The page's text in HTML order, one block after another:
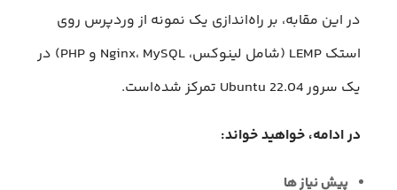
در این مقابه، بر راه‌اندازی یک نمونه از وردپرس روی
استک LEMP (شامل لینوکس، Nginx، MySQL و PHP) در
یک سرور Ubuntu 22.04 تمرکز شده‌است.
در ادامه، خواهید خواند:
پیش نیاز ها